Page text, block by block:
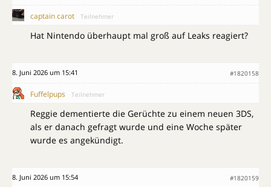
captain carot Teilnehmer
Hat Nintendo überhaupt mal groß auf Leaks reagiert?
8. Juni 2026 um 15:41 #1820158
Fuffelpups Teilnehmer
Reggie dementierte die Gerüchte zu einem neuen 3DS,
als er danach gefragt wurde und eine Woche später
wurde es angekündigt.
8. Juni 2026 um 15:54 #1820159